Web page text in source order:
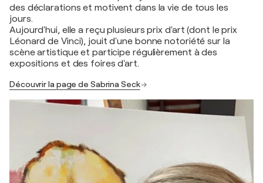
des déclarations et motivent dans la vie de tous les
jours.
Aujourd'hui, elle a reçu plusieurs prix d'art (dont le prix
Léonard de Vinci), jouit d'une bonne notoriété sur la
scène artistique et participe régulièrement à des
expositions et des foires d'art.
Découvrir la page de Sabrina Seck